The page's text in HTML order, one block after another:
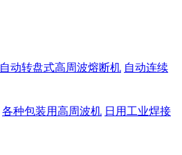
自动转盘式高周波熔断机 自动连续
各种包装用高周波机 日用工业焊接